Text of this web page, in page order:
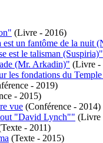
(Livre - 2016)
un fantôme de la nuit
est le talisman (Suspiria)"
(Mr. Arkadin)" (Livre -
les fondations du
- 2019)
- 2015)
vue (Conférence - 2014)
"David Lynch"" (Livre
- 2011)
(Texte - 2015)